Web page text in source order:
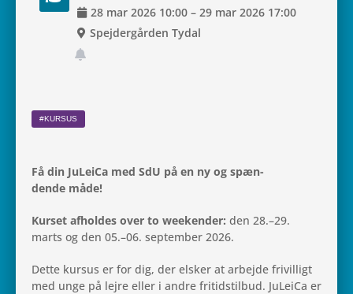
28 mar 2026 10:00 – 29 mar 2026 17:00
Spej­der­går­den Tydal
#KURSUS
Få din JuLeiCa med SdU på en ny og spæn­
dende måde!
Kurset afhol­des over to wee­ken­der: den 28.–29.
marts og den 05.–06. sep­tem­ber 2026.
Dette kursus er for dig, der elsker at arbejde fri­vil­ligt
med unge på lejre eller i andre fri­tidstil­bud. JuLeiCa er